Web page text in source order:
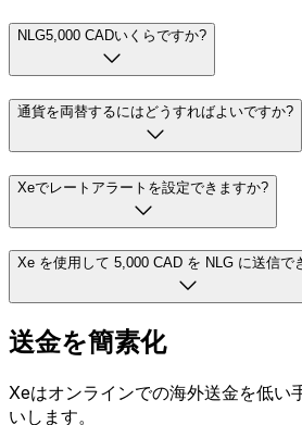
NLG5,000 CADいくらですか?
通貨を両替するにはどうすればよいですか?
Xeでレートアラートを設定できますか?
Xe を使用して 5,000 CAD を NLG に送信で
送金を簡素化
Xeはオンラインでの海外送金を低い
いします。